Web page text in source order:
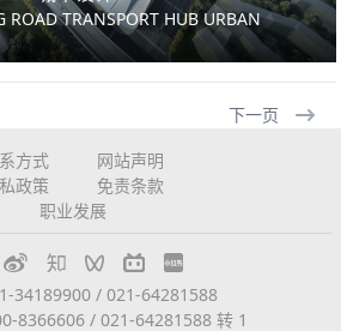
ROAD TRANSPORT HUB URBAN
下一页
方式
网站声明
政策
免责条款
职业发展
34189900 / 021-64281588
8366606 / 021-64281588 转 1